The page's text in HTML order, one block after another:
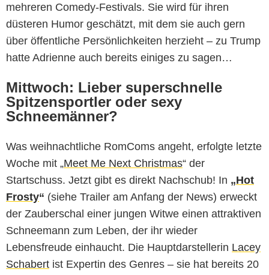
mehreren Comedy-Festivals. Sie wird für ihren
düsteren Humor geschätzt, mit dem sie auch gern
über öffentliche Persönlichkeiten herzieht – zu Trump
hatte Adrienne auch bereits einiges zu sagen…
Mittwoch: Lieber superschnelle
Spitzensportler oder sexy
Schneemänner?
Was weihnachtliche RomComs angeht, erfolgte letzte
Woche mit „Meet Me Next Christmas“ der
Startschuss. Jetzt gibt es direkt Nachschub! In „Hot
Frosty“ (siehe Trailer am Anfang der News) erweckt
der Zauberschal einer jungen Witwe einen attraktiven
Schneemann zum Leben, der ihr wieder
Lebensfreude einhaucht. Die Hauptdarstellerin Lacey
Schabert ist Expertin des Genres – sie hat bereits 20